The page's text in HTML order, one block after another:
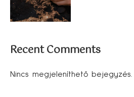
Recent Comments
Nincs megjeleníthető bejegyzés.